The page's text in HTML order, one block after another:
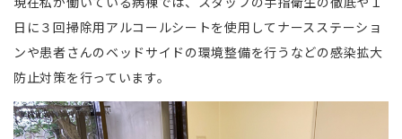
日に３回掃除用アルコールシートを使用してナースステーショ
ンや患者さんのベッドサイドの環境整備を行うなどの感染拡大
防止対策を行っています。